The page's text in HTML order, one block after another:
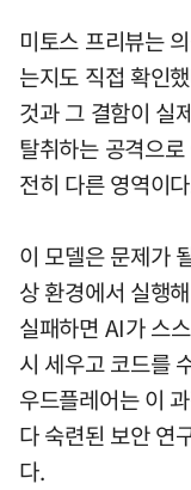
미토스 프리뷰는
는지도 직접 확인
것과 그 결함이 실
탈취하는 공격으
전히 다른 영역이
이 모델은 문제가
상 환경에서 실행
실패하면 AI가 스
시 세우고 코드를
우드플레어는 이
다 숙련된 보안 연
다.